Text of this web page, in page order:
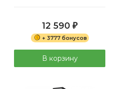
12 590 ₽
+ 3777 бонусов
В корзину